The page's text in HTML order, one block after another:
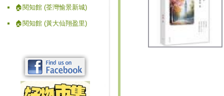
🏠閱知館 (荃灣愉景新城)
🏠閱知館 (黃大仙翔盈里)